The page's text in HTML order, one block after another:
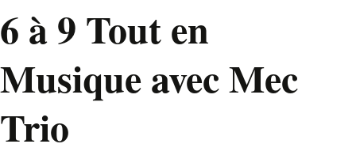
6 à 9 Tout en
Musique avec Mec
Trio